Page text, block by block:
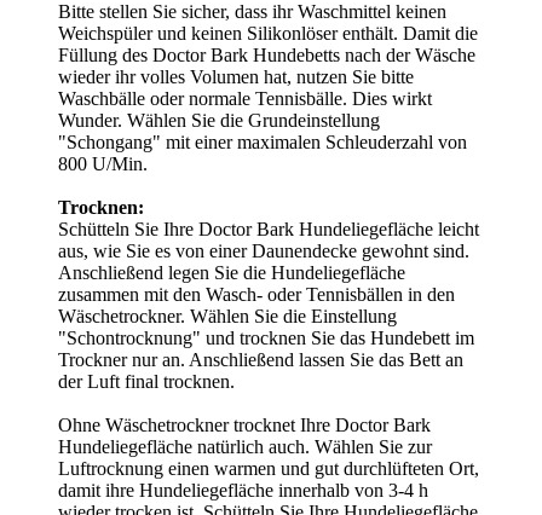
Bitte stellen Sie sicher, dass ihr Waschmittel keinen
Weichspüler und keinen Silikonlöser enthält. Damit die
Füllung des Doctor Bark Hundebetts nach der Wäsche
wieder ihr volles Volumen hat, nutzen Sie bitte
Waschbälle oder normale Tennisbälle. Dies wirkt
Wunder. Wählen Sie die Grundeinstellung
"Schongang" mit einer maximalen Schleuderzahl von
800 U/Min.
Trocknen:
Schütteln Sie Ihre Doctor Bark Hundeliegefläche leicht
aus, wie Sie es von einer Daunendecke gewohnt sind.
Anschließend legen Sie die Hundeliegefläche
zusammen mit den Wasch- oder Tennisbällen in den
Wäschetrockner. Wählen Sie die Einstellung
"Schontrocknung" und trocknen Sie das Hundebett im
Trockner nur an. Anschließend lassen Sie das Bett an
der Luft final trocknen.
Ohne Wäschetrockner trocknet Ihre Doctor Bark
Hundeliegefläche natürlich auch. Wählen Sie zur
Luftrocknung einen warmen und gut durchlüfteten Ort,
damit ihre Hundeliegefläche innerhalb von 3-4 h